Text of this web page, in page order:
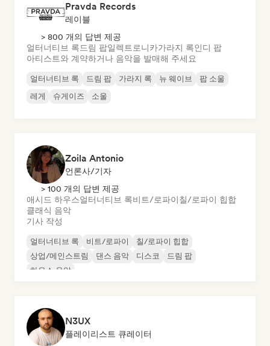
Pravda Records
레이블
> 800 개의 답변 제공
얼터너티브 록드림 팝일렉트로니카가라지 록인디 팝
아티스트와 계약하거나 음악을 발매해 주세요
얼터너티브 록 드림 팝 가라지 록 뉴 웨이브
팝 소울
레게
슈게이즈 소울
Zoila Antonio
언론사/기자
> 100 개의 답변 제공
애시드 하우스얼터너티브 록비트/로파이칠/로파이 힙합
클래식 음악
기사 작성
얼터너티브 록 비트/로파이
칠/로파이 힙합
상업/메인스트림
댄스 음악 디스코
드림 팝
하우스 음악
N3UX
플레이리스트 큐레이터